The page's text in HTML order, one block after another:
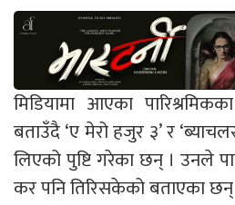
मिडियामा आएका
बताउँदै ‘ए मेरो हजुर ३’ र
लिएको पुष्टि गरेका छन् । उनले
कर पनि तिरिसकेको बताएका छन्